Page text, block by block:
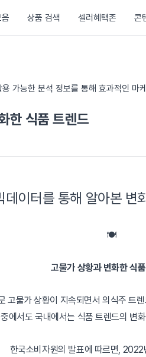
상품 검색 셀러혜택존 콘
가능한 분석 정보를 통해 효과적인 마
한 식품 트렌드
데이터를 통해 알아본 변
🍽️
고물가 상황과 변화한 식
고물가 상황이 지속되면서 의식주 트
에서도 국내에서는 식품 트렌드의 변
한국소비자원의 발표에 따르면, 2022